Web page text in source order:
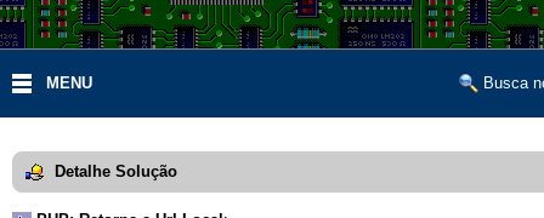
MENU Busca
Detalhe Solução